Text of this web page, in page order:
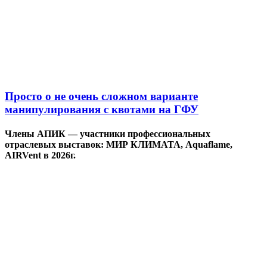
Просто о не очень сложном варианте
манипулирования с квотами на ГФУ
Члены АПИК — участники профессиональных
отраслевых выставок: МИР КЛИМАТА, Aquaflame,
AIRVent в 2026г.